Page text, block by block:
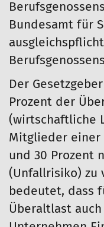
Bundesamt für
Der
Prozent der
(wirtschaftliche
Mitglieder einer
und 30 Prozent
(Unfallrisiko) zu
bedeutet, dass
Überaltlast